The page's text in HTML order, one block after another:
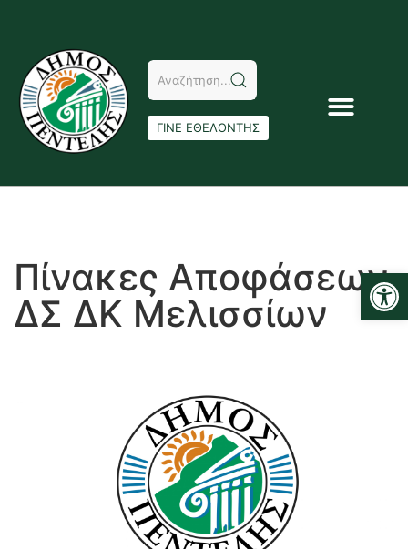
ΓΙΝΕ ΕΘΕΛΟΝΤΗΣ
Πίνακες Αποφάσεων
ΔΣ ΔΚ Μελισσίων